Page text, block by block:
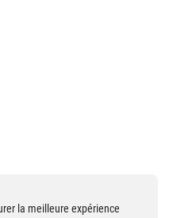
la meilleure expérience